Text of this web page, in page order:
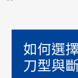
如何選
刀型與